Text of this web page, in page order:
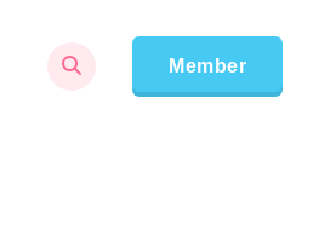
Member